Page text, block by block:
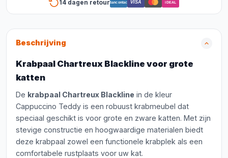
14 dagen retourBancontact VISA iDEAL
Beschrijving
Krabpaal Chartreux Blackline voor grote
katten
De krabpaal Chartreux Blackline in de kleur
Cappuccino Teddy is een robuust krabmeubel dat
speciaal geschikt is voor grote en zware katten. Met zijn
stevige constructie en hoogwaardige materialen biedt
deze krabpaal zowel een functionele krabplek als een
comfortabele rustplaats voor uw kat.